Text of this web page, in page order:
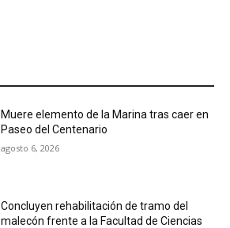
Muere elemento de la Marina tras caer en
Paseo del Centenario
agosto 6, 2026
Concluyen rehabilitación de tramo del
malecón frente a la Facultad de Ciencias